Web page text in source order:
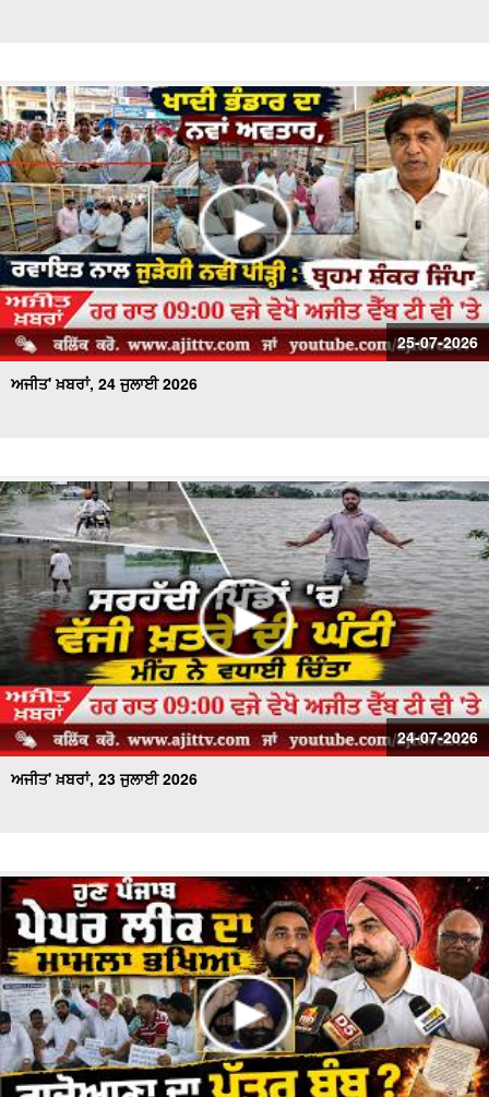
25-07-2026
ਅਜੀਤ' ਖ਼ਬਰਾਂ, 24 ਜੁਲਾਈ 2026
24-07-2026
ਅਜੀਤ' ਖ਼ਬਰਾਂ, 23 ਜੁਲਾਈ 2026